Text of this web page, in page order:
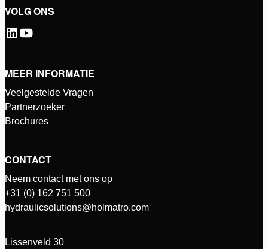
VOLG ONS
MEER INFORMATIE
Veelgestelde Vragen
Partnerzoeker
Brochures
CONTACT
Neem contact met ons op
+31 (0) 162 751 500
hydraulicsolutions@holmatro.com
Lissenveld 30